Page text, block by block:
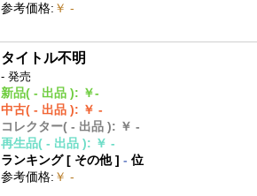
参考価格: ￥ -
タイトル不明
- 発売
新品( - 出品 ): ￥-
中古( - 出品 ): ￥ -
コレクター( - 出品 ): ￥ -
再生品( - 出品 ): ￥ -
ランキング [ その他]- 位
参考価格: ￥ -